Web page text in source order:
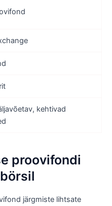
kehtivad
proovifondi
järgmiste lihtsate